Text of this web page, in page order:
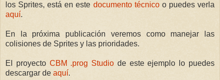
los Sprites, está en este documento técnicoo puedes verla
aquí.
En la próxima publicación veremos como manejar las
colisiones de Sprites y las prioridades.
El proyecto CBM .prog Studio de este ejemplo lo puedes
descargar de aquí.